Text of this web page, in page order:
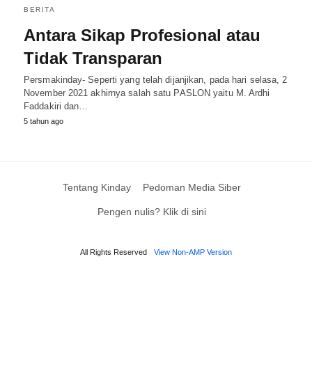
BERITA
Antara Sikap Profesional atau
Tidak Transparan
Persmakinday- Seperti yang telah dijanjikan, pada hari selasa, 2
November 2021 akhirnya salah satu PASLON yaitu M. Ardhi
Faddakiri dan…
5 tahun ago
Tentang Kinday Pedoman Media Siber
Pengen nulis? Klik di sini
All Rights Reserved View Non-AMP Version